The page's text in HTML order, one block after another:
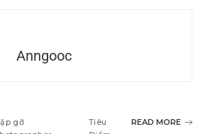
Anngooc
gỡ
Tiêu
READ MORE